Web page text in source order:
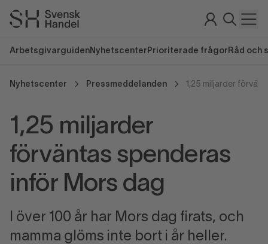
Arbetsgivarguiden Nyhetscenter Prioriterade frågor Råd och
Nyhetscenter Pressmeddelanden
1,25 miljarder
förväntas spenderas
inför Mors dag
I över 100 år har Mors dag firats, och
mamma glöms inte bort i år heller.